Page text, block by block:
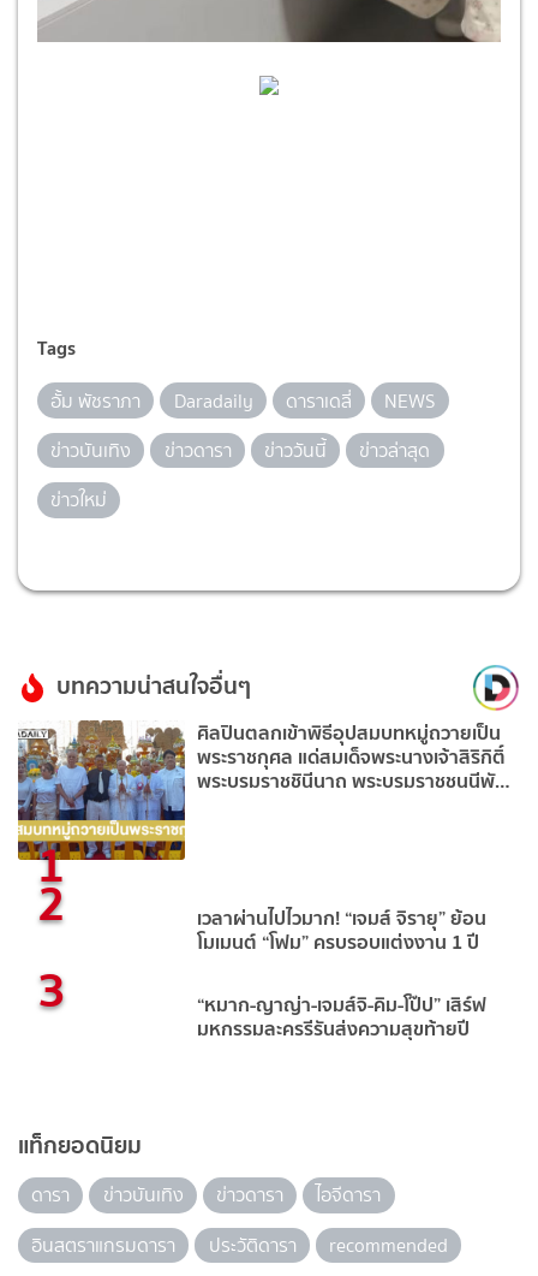
Tags
อั้ม พัชราภา Daradaily ดาราเดลี่
NEWS
ข่าวบันเทิง
ข่าวดารา ข่าววันนี้
ข่าวล่าสุด
ข่าวใหม่
บทความน่าสนใจอื่นๆ
1
ศิลปินตลกเข้าพิธีอุปสมบทหมู่ถวายเป็น
พระราชกุศล แด่สมเด็จพระนางเจ้าสิริกิติ์
พระบรมราชชินีนาถ พระบรมราชชนนีพันปี
2 เวลาผ่านไปไวมาก! “เจมส์ จิรายุ” ย้อน
โมเมนต์ “โฟม” ครบรอบแต่งงาน 1 ปี
3 “หมาก-ญาญ่า-เจมส์จิ-คิม-โป๊ป” เสิร์ฟ
มหกรรมละครรีรันส่งความสุขท้ายปี
แท็กยอดนิยม
ดารา ข่าวบันเทิง ข่าวดารา
ไอจีดารา
อินสตราแกรมดารา
ประวัติดารา
recommended